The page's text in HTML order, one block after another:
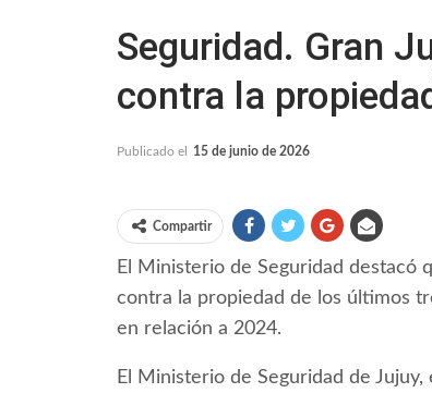
Seguridad. Gran
contra la
Publicado el 15 de junio de 2026
Compartir
El Ministerio de Seguridad destacó
contra la propiedad de los últimos
en relación a 2024.
El Ministerio de Seguridad de